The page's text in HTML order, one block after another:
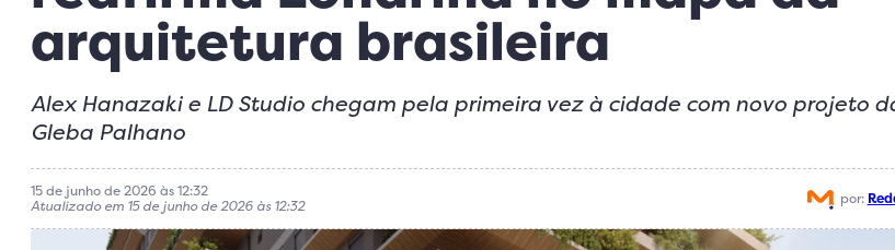
arquitetura brasileira
Alex Hanazaki e LD Studio chegam pela primeira vez à cidade com novo projeto
Gleba Palhano
15 de junho de 2026 às 12:32
Atualizado em 15 de junho de 2026 às 12:32
por: